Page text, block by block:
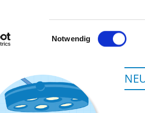
Einwilligungsauswahl
Notwendig